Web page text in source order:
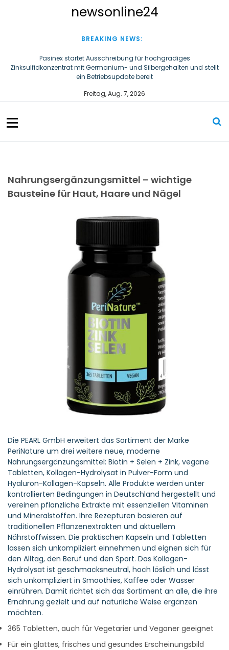
t
newsonline24
BREAKING NEWS:
Pasinex startet Ausschreibung für hochgradiges
Zinksulfidkonzentrat mit Germanium- und Silbergehalten und stellt
ein Betriebsupdate bereit
Steigende Adipositasrate zeigt strukturellen Handlungsbedarf bei
der Ernährung schulpflichtiger Kinder
Freitag, Aug. 7, 2026
Nahrungsergänzungsmittel – wichtige
Bausteine für Haut, Haare und Nägel
Die PEARL GmbH erweitert das Sortiment der Marke
PeriNature um drei weitere neue, moderne
Nahrungsergänzungsmittel: Biotin + Selen + Zink, vegane
Tabletten, Kollagen-Hydrolysat in Pulver-Form und
Hyaluron-Kollagen-Kapseln. Alle Produkte werden unter
kontrollierten Bedingungen in Deutschland hergestellt und
vereinen pflanzliche Extrakte mit essenziellen Vitaminen
und Mineralstoffen. Ihre Rezepturen basieren auf
traditionellen Pflanzenextrakten und aktuellem
Nährstoffwissen. Die praktischen Kapseln und Tabletten
lassen sich unkompliziert einnehmen und eignen sich für
den Alltag, den Beruf und den Sport. Das Kollagen-
Hydrolysat ist geschmacksneutral, hoch löslich und lässt
sich unkompliziert in Smoothies, Kaffee oder Wasser
einrühren. Damit richtet sich das Sortiment an alle, die ihre
Ernährung gezielt und auf natürliche Weise ergänzen
möchten.
365 Tabletten, auch für Vegetarier und Veganer geeignet
Für ein glattes, frisches und gesundes Erscheinungsbild